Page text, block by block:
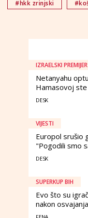
#hkk zrinjski
IZRAELSKI PREMIJER
Netanyahu
Hamasovoj
DESK
VIJESTI
Europol srušio
"Pogodili smo
DESK
SUPERKUP BIH
Evo što su
nakon